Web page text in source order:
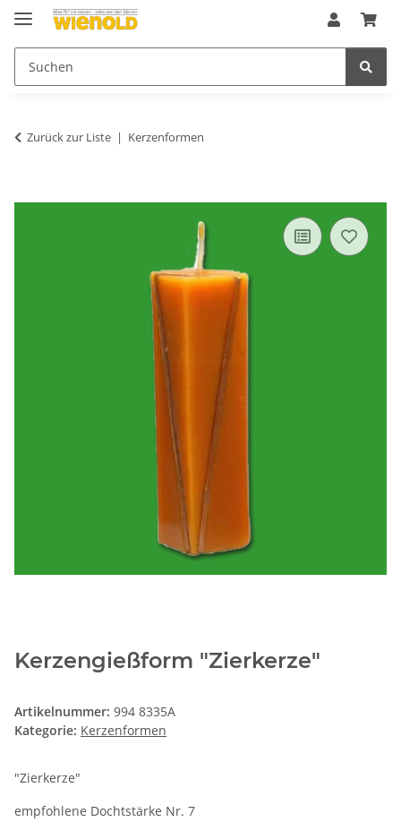
Zurück zur Liste Kerzenformen
Kerzengießform "Zierkerze"
Artikelnummer: 994 8335A
Kategorie: Kerzenformen
"Zierkerze"
empfohlene Dochtstärke Nr. 7